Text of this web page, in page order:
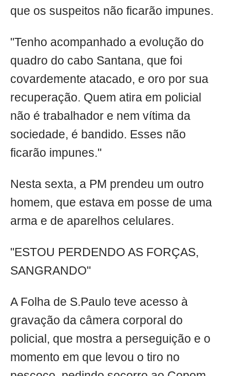
que os suspeitos não ficarão impunes.
"Tenho acompanhado a evolução do
quadro do cabo Santana, que foi
covardemente atacado, e oro por sua
recuperação. Quem atira em policial
não é trabalhador e nem vítima da
sociedade, é bandido. Esses não
ficarão impunes."
Nesta sexta, a PM prendeu um outro
homem, que estava em posse de uma
arma e de aparelhos celulares.
"ESTOU PERDENDO AS FORÇAS,
SANGRANDO"
A Folha de S.Paulo teve acesso à
gravação da câmera corporal do
policial, que mostra a perseguição e o
momento em que levou o tiro no